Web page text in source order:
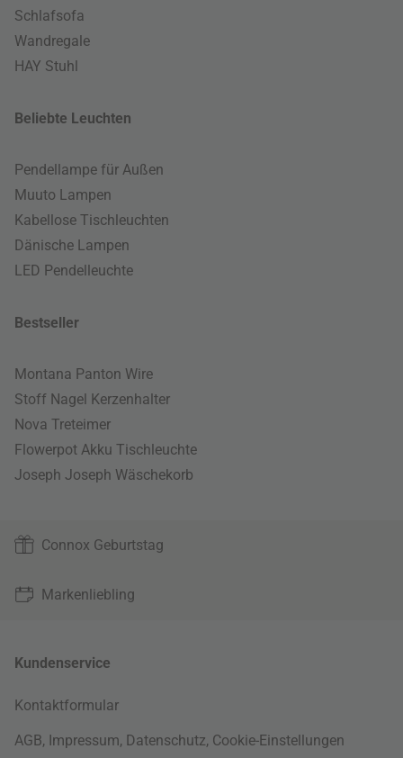
Schlafsofa
Wandregale
HAY Stuhl
Beliebte Leuchten
Pendellampe für Außen
Muuto Lampen
Kabellose Tischleuchten
Dänische Lampen
LED Pendelleuchte
Bestseller
Montana Panton Wire
Stoff Nagel Kerzenhalter
Nova Treteimer
Flowerpot Akku Tischleuchte
Joseph Joseph Wäschekorb
Connox Geburtstag
Markenliebling
Kundenservice
Kontaktformular
AGB, Impressum, Datenschutz, Cookie-Einstellungen